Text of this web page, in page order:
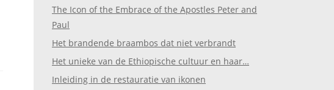
The Icon of the Embrace of the Apostles Peter and
Paul
Het brandende braambos dat niet verbrandt
Het unieke van de Ethiopische cultuur en haar…
Inleiding in de restauratie van ikonen